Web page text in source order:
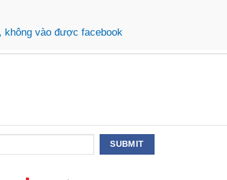
vào được facebook